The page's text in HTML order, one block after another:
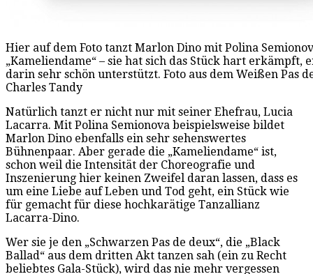
Hier auf dem Foto tanzt Marlon Dino mit Polina
„Kameliendame“ – sie hat sich das Stück hart erkämpft,
darin sehr schön unterstützt. Foto aus dem Weißen Pas
Charles Tandy
Natürlich tanzt er nicht nur mit seiner Ehefrau, Lucia
Lacarra. Mit Polina Semionova beispielsweise bildet
Marlon Dino ebenfalls ein sehr sehenswertes
Bühnenpaar. Aber gerade die „Kameliendame“ ist,
schon weil die Intensität der Choreografie und
Inszenierung hier keinen Zweifel daran lassen, dass es
um eine Liebe auf Leben und Tod geht, ein Stück wie
für gemacht für diese hochkarätige Tanzallianz
Lacarra-Dino.
Wer sie je den „Schwarzen Pas de deux“, die „Black
Ballad“ aus dem dritten Akt tanzen sah (ein zu Recht
beliebtes Gala-Stück), wird das nie mehr vergessen